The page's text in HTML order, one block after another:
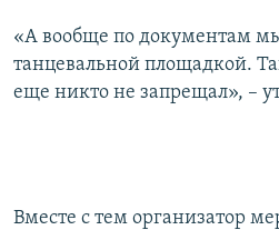
КРЫМ.НЕПОКОРЕННЫЙ
ELIFBE
«А вообще по документам
танцевальной площадкой.
еще никто не запрещал», –
Вместе с тем организатор